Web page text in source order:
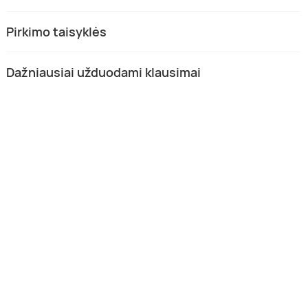
Pirkimo taisyklės
Dažniausiai užduodami klausimai